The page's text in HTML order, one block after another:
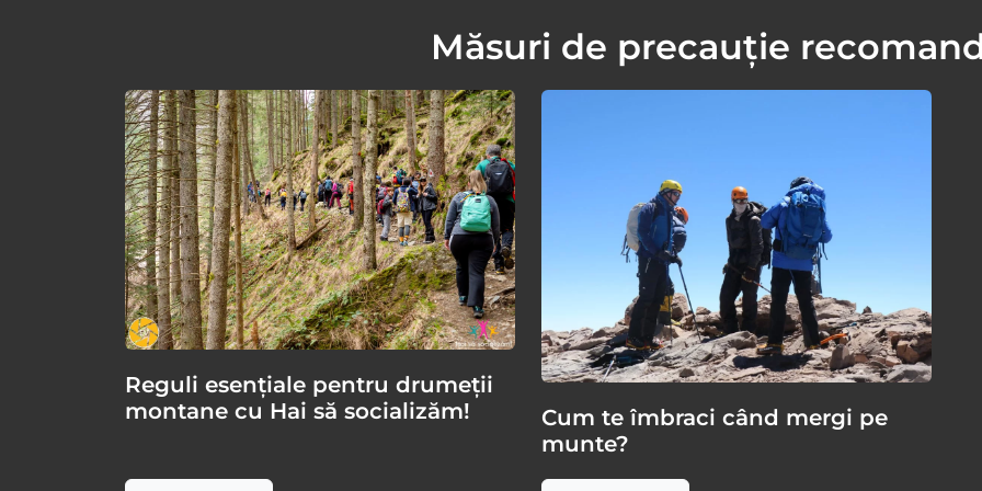
Măsuri de precauție
Reguli esențiale pentru drumeții
montane cu Hai să socializăm!
Cum te îmbraci când mergi pe
munte?